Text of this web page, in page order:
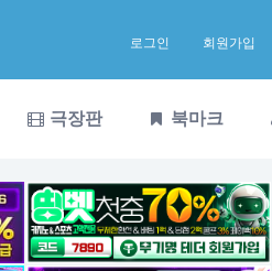
로그인 회원가입
극장판 북마크